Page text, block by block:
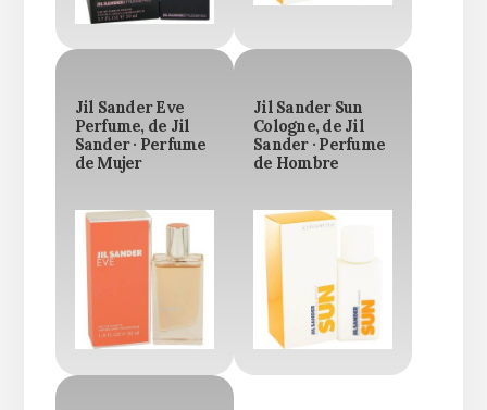
Jil Sander Eve
Perfume, de Jil
Sander · Perfume
de Mujer
Jil Sander Sun
Cologne, de Jil
Sander · Perfume
de Hombre